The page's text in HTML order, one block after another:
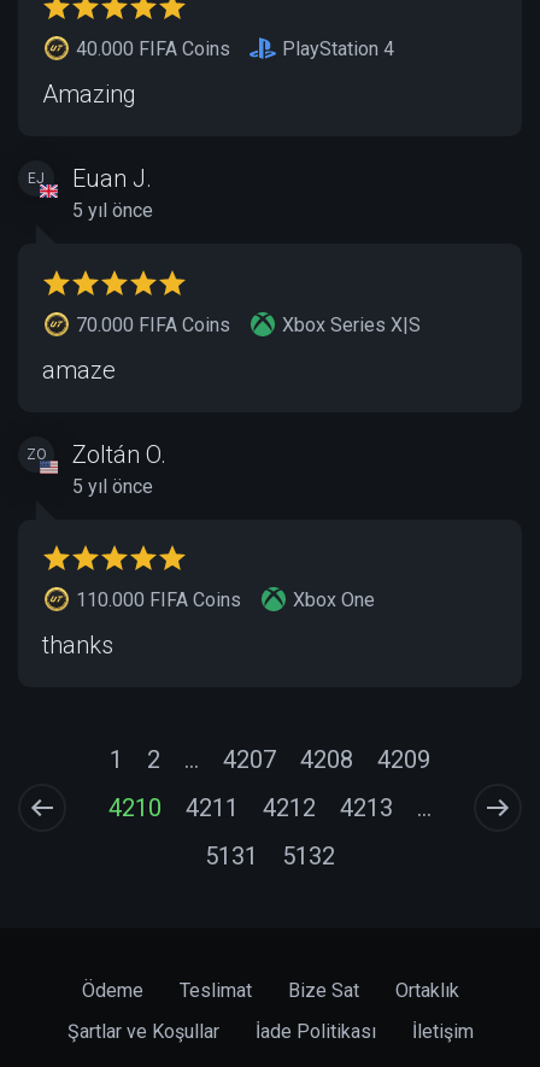
40.000 FIFA Coins PlayStation 4
Amazing
EJ Euan J.
5 yıl önce
70.000 FIFA Coins Xbox Series X|S
amaze
ZO Zoltán O.
5 yıl önce
110.000 FIFA Coins Xbox One
thanks
1 2 ... 4207 4208
4209
4210
4211 4212 4213
...
5131
5132
Ödeme Teslimat Bize Sat
Ortaklık
Şartlar ve Koşullar
İade Politikası İletişim